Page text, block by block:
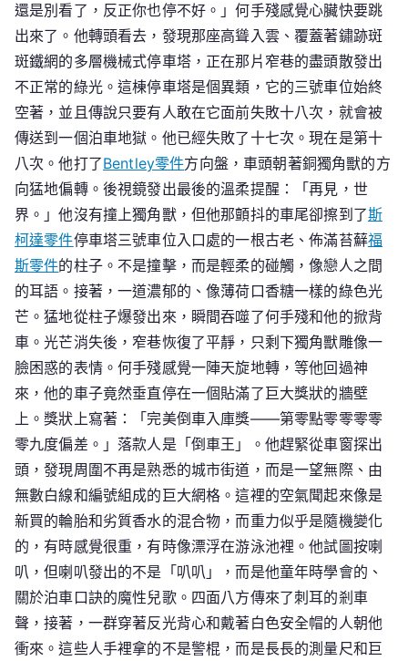
還是別看了，反正你也停不好。」何手殘感覺心臟快要跳
出來了。他轉頭看去，發現那座高聳入雲、覆蓋著鏽跡斑
斑鐵網的多層機械式停車塔，正在那片窄巷的盡頭散發出
不正常的綠光。這棟停車塔是個異類，它的三號車位始終
空著，並且傳說只要有人敢在它面前失敗十八次，就會被
傳送到一個泊車地獄。他已經失敗了十七次。現在是第十
八次。他打了Bentley零件方向盤，車頭朝著銅獨角獸的方
向猛地偏轉。後視鏡發出最後的溫柔提醒：「再見，世
界。」他沒有撞上獨角獸，但他那顫抖的車尾卻擦到了斯
柯達零件停車塔三號車位入口處的一根古老、佈滿苔蘚福
斯零件的柱子。不是撞擊，而是輕柔的碰觸，像戀人之間
的耳語。接著，一道濃郁的、像薄荷口香糖一樣的綠色光
芒。猛地從柱子爆發出來，瞬間吞噬了何手殘和他的掀背
車。光芒消失後，窄巷恢復了平靜，只剩下獨角獸雕像一
臉困惑的表情。何手殘感覺一陣天旋地轉，等他回過神
來，他的車子竟然垂直停在一個貼滿了巨大獎狀的牆壁
上。獎狀上寫著：「完美倒車入庫獎——第零點零零零零
零九度偏差。」落款人是「倒車王」。他趕緊從車窗探出
頭，發現周圍不再是熟悉的城市街道，而是一望無際、由
無數白線和編號組成的巨大網格。這裡的空氣聞起來像是
新買的輪胎和劣質香水的混合物，而重力似乎是隨機變化
的，有時感覺很重，有時像漂浮在游泳池裡。他試圖按喇
叭，但喇叭發出的不是「叭叭」，而是他童年時學會的、
關於泊車口訣的魔性兒歌。四面八方傳來了刺耳的剎車
聲，接著，一群穿著反光背心和戴著白色安全帽的人朝他
衝來。這些人手裡拿的不是警棍，而是長長的測量尺和巨